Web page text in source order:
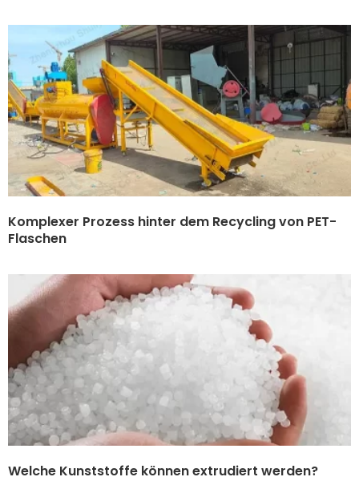
Komplexer Prozess hinter dem Recycling von PET-
Flaschen
Welche Kunststoffe können extrudiert werden?